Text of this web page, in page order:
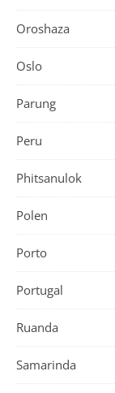
Oroshaza
Oslo
Parung
Peru
Phitsanulok
Polen
Porto
Portugal
Ruanda
Samarinda